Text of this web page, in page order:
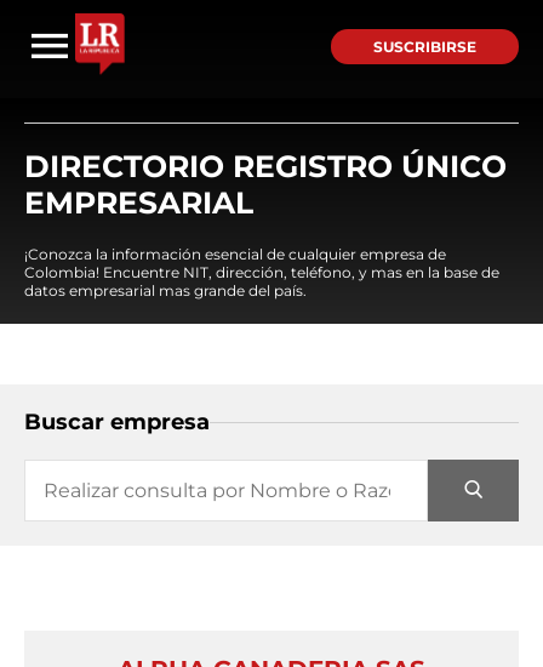
SUSCRIBIRSE
DIRECTORIO REGISTRO ÚNICO
EMPRESARIAL
¡Conozca la información esencial de cualquier empresa de
Colombia! Encuentre NIT, dirección, teléfono, y mas en la base de
datos empresarial mas grande del país.
Buscar empresa